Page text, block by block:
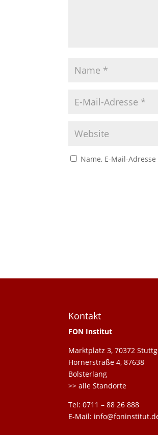
Name, E-Mail-
Kontakt
FON Institut
Marktplatz 3, 70372
Hörnerstraße 4, 87638
Bolsterlang
>> alle Standorte
Tel: 0711 – 88 26 888
E-Mail: